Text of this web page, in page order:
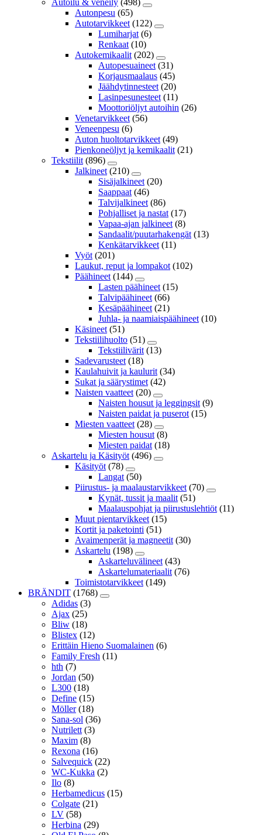
Autoilu & veneily (498)
Autonpesu (65)
Autotarvikkeet (122)
Lumiharjat (6)
Renkaat (10)
Autokemikaalit (202)
Autopesuaineet (31)
Korjausmaalaus (45)
Jäähdytinnesteet (20)
Lasinpesunesteet (11)
Moottoriöljyt autoihin (26)
Venetarvikkeet (56)
Veneenpesu (6)
Auton huoltotarvikkeet (49)
Pienkoneöljyt ja kemikaalit (21)
Tekstiilit (896)
Jalkineet (210)
Sisäjalkineet (20)
Saappaat (46)
Talvijalkineet (86)
Pohjalliset ja nastat (17)
Vapaa-ajan jalkineet (8)
Sandaalit/puutarhakengät (13)
Kenkätarvikkeet (11)
Vyöt (201)
Laukut, reput ja lompakot (102)
Päähineet (144)
Lasten päähineet (15)
Talvipäähineet (66)
Kesäpäähineet (21)
Juhla- ja naamiaispäähineet (10)
Käsineet (51)
Tekstiilihuolto (51)
Tekstiilivärit (13)
Sadevarusteet (18)
Kaulahuivit ja kaulurit (34)
Sukat ja säärystimet (42)
Naisten vaatteet (20)
Naisten housut ja leggingsit (9)
Naisten paidat ja puserot (15)
Miesten vaatteet (28)
Miesten housut (8)
Miesten paidat (18)
Askartelu ja Käsityöt (496)
Käsityöt (78)
Langat (50)
Piirustus- ja maalaustarvikkeet (70)
Kynät, tussit ja maalit (51)
Maalauspohjat ja piirustuslehtiöt (11)
Muut pientarvikkeet (15)
Kortit ja paketointi (51)
Avaimenperät ja magneetit (30)
Askartelu (198)
Askarteluvälineet (43)
Askartelumateriaalit (76)
Toimistotarvikkeet (149)
BRÄNDIT (1768)
Adidas (3)
Ajax (25)
Bliw (18)
Blistex (12)
Erittäin Hieno Suomalainen (6)
Family Fresh (11)
hth (7)
Jordan (50)
L300 (18)
Define (15)
Möller (18)
Sana-sol (36)
Nutrilett (3)
Maxim (8)
Rexona (16)
Salvequick (22)
WC-Kukka (2)
Ilo (8)
Herbamedicus (15)
Colgate (21)
LV (58)
Herbina (29)